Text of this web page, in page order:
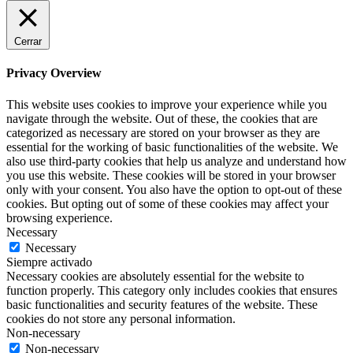
Cerrar
Privacy Overview
This website uses cookies to improve your experience while you
navigate through the website. Out of these, the cookies that are
categorized as necessary are stored on your browser as they are
essential for the working of basic functionalities of the website. We
also use third-party cookies that help us analyze and understand how
you use this website. These cookies will be stored in your browser
only with your consent. You also have the option to opt-out of these
cookies. But opting out of some of these cookies may affect your
browsing experience.
Necessary
Necessary
Siempre activado
Necessary cookies are absolutely essential for the website to
function properly. This category only includes cookies that ensures
basic functionalities and security features of the website. These
cookies do not store any personal information.
Non-necessary
Non-necessary